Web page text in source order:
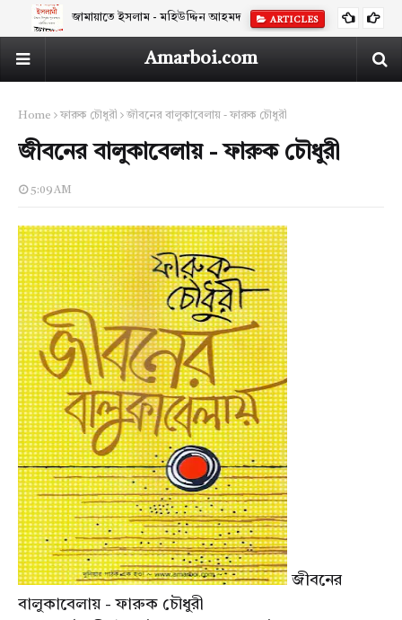
জামায়াতে ইসলাম - মহিউদ্দিন আহমদ ARTICLES
Amarboi.com
Home ফারুক চৌধুরী জীবনের বালুকাবেলায় - ফারুক চৌধুরী
জীবনের বালুকাবেলায় - ফারুক চৌধুরী
5:09 AM
জীবনের
বালুকাবেলায় - ফারুক চৌধুরী